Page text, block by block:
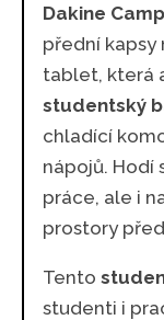
Dakine
přední kapsy
tablet, která
studentský
chladící
nápojů. Hodí
práce, ale i
prostory
Tento
studenti i